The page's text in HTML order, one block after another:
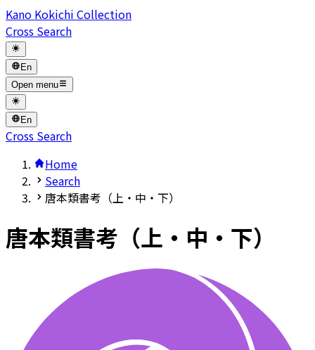
Kano Kokichi Collection
Cross Search
En
Open menu
En
Cross Search
Home
Search
唐本類書考（上・中・下）
唐本類書考（上・中・下）